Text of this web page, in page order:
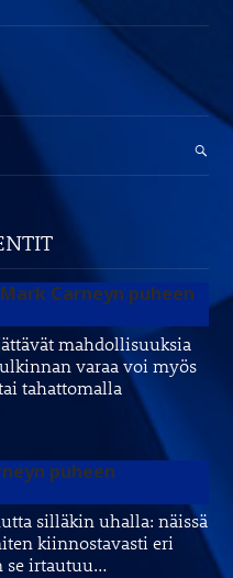
Mark Carneyn puheen
mahdollisuuksia
varaa voi myös
tahattomalla
puheen
silläkin uhalla: näissä
kiinnostavasti eri
se irtautuu…